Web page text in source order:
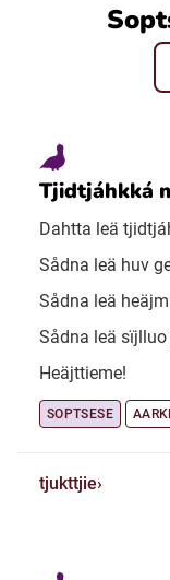
Tjidtjáhkká
Dahtta leä
Sådna leä huv
Sådna leä
Sådna leä
Heäjttieme!
SOPTSESE
tjukttjie